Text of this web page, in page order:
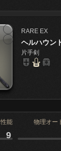
RARE EX
ヘルハウン
片手剣
能 物理オー
9